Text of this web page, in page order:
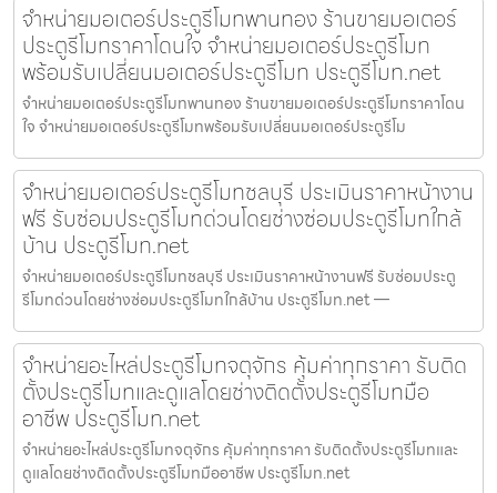
จำหน่ายมอเตอร์ประตูรีโมทพานทอง ร้านขายมอเตอร์
ประตูรีโมทราคาโดนใจ จำหน่ายมอเตอร์ประตูรีโมท
พร้อมรับเปลี่ยนมอเตอร์ประตูรีโมท ประตูรีโมท.net
จำหน่ายมอเตอร์ประตูรีโมทพานทอง ร้านขายมอเตอร์ประตูรีโมทราคาโดน
ใจ จำหน่ายมอเตอร์ประตูรีโมทพร้อมรับเปลี่ยนมอเตอร์ประตูรีโม
จำหน่ายมอเตอร์ประตูรีโมทชลบุรี ประเมินราคาหน้างาน
ฟรี รับซ่อมประตูรีโมทด่วนโดยช่างซ่อมประตูรีโมทใกล้
บ้าน ประตูรีโมท.net
จำหน่ายมอเตอร์ประตูรีโมทชลบุรี ประเมินราคาหน้างานฟรี รับซ่อมประตู
รีโมทด่วนโดยช่างซ่อมประตูรีโมทใกล้บ้าน ประตูรีโมท.net —
จำหน่ายอะไหล่ประตูรีโมทจตุจักร คุ้มค่าทุกราคา รับติด
ตั้งประตูรีโมทและดูแลโดยช่างติดตั้งประตูรีโมทมือ
อาชีพ ประตูรีโมท.net
จำหน่ายอะไหล่ประตูรีโมทจตุจักร คุ้มค่าทุกราคา รับติดตั้งประตูรีโมทและ
ดูแลโดยช่างติดตั้งประตูรีโมทมืออาชีพ ประตูรีโมท.net